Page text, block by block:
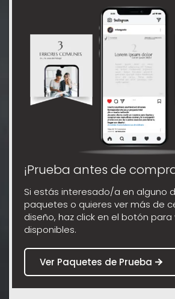
¡Prueba antes de
Si estás interesado/a en alguno
paquetes o quieres ver más de
diseño, haz click en el botón
disponibles.
Ver Paquetes de Prueba